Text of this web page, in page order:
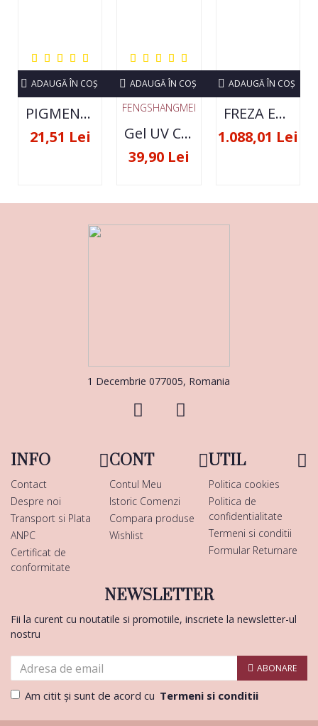
PIGMENT NEON SET 12 CULORI
21,51 Lei
ADAUGĂ ÎN COŞ
FENGSHANGMEI
Gel UV Constructie FSM 50ML - 07
39,90 Lei
ADAUGĂ ÎN COŞ
FREZA ELECTRICA STRONG 210 35000 RPM- ORIGINALA
1.088,01 Lei
ADAUGĂ ÎN COŞ
1 Decembrie 077005, Romania
INFO
Contact
Despre noi
Transport si Plata
ANPC
Certificat de
conformitate
CONT
Contul Meu
Istoric Comenzi
Compara produse
Wishlist
UTIL
Politica cookies
Politica de
confidentialitate
Termeni si conditii
Formular Returnare
NEWSLETTER
Fii la curent cu noutatile si promotiile, inscriete la newsletter-ul
nostru
ABONARE
Am citit şi sunt de acord cu Termeni si conditii